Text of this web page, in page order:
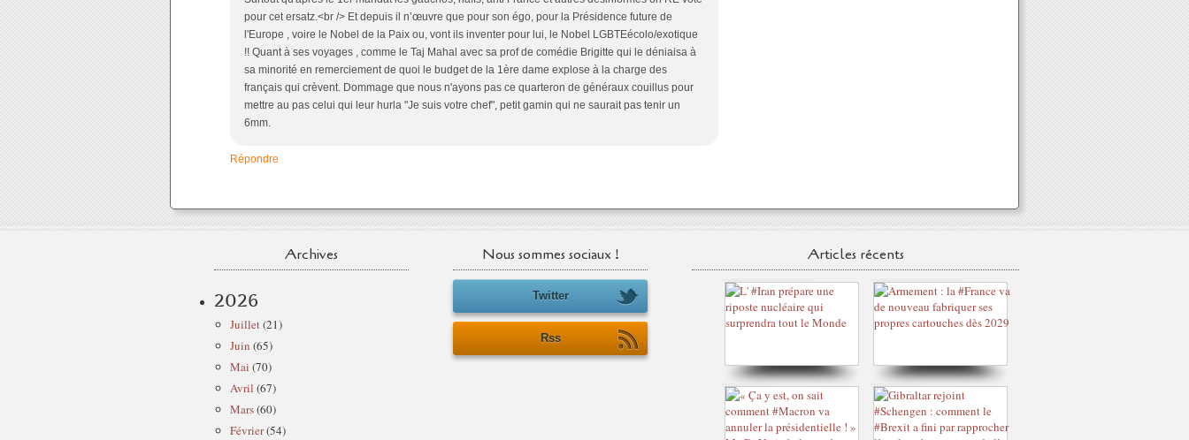
pour cet ersatz.<br /> Et depuis il n’œuvre que pour son égo, pour la Présidence future de
l'Europe , voire le Nobel de la Paix ou, vont ils inventer pour lui, le Nobel LGBTEécolo/exotique
!! Quant à ses voyages , comme le Taj Mahal avec sa prof de comédie Brigitte qui le déniaisa à
sa minorité en remerciement de quoi le budget de la 1ère dame explose à la charge des
français qui crèvent. Dommage que nous n'ayons pas ce quarteron de généraux couillus pour
mettre au pas celui qui leur hurla "Je suis votre chef", petit gamin qui ne saurait pas tenir un
6mm.
Répondre
Archives
2026
Juillet(21)
Juin (65)
Mai (70)
Avril (67)
Mars(60)
Février(54)
Nous sommes sociaux !
Twitter
Rss
Articles récents